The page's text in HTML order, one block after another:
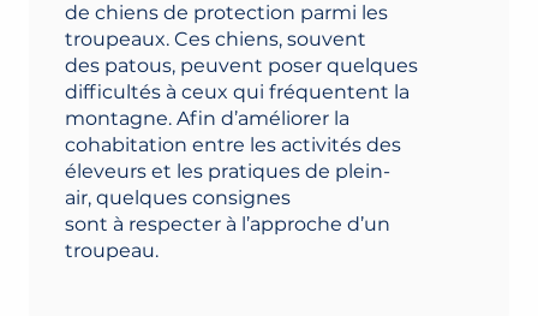
de chiens de protection parmi les
troupeaux. Ces chiens, souvent
des patous, peuvent poser quelques
difficultés à ceux qui fréquentent la
montagne. Afin d’améliorer la
cohabitation entre les activités des
éleveurs et les pratiques de plein-
air, quelques consignes
sont à respecter à l’approche d’un
troupeau.